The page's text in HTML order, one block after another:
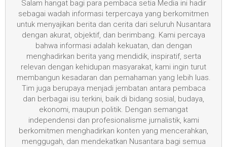
Salam hangat bagi para pembaca setia Media ini hadir
sebagai wadah informasi terpercaya yang berkomitmen
untuk menyajikan berita dan cerita dari seluruh Nusantara
dengan akurat, objektif, dan berimbang. Kami percaya
bahwa informasi adalah kekuatan, dan dengan
menghadirkan berita yang mendidik, inspiratif, serta
relevan dengan kehidupan masyarakat, kami ingin turut
membangun kesadaran dan pemahaman yang lebih luas.
Tim juga berupaya menjadi jembatan antara pembaca
dan berbagai isu terkini, baik di bidang sosial, budaya,
ekonomi, maupun politik. Dengan semangat
independensi dan profesionalisme jurnalistik, kami
berkomitmen menghadirkan konten yang mencerahkan,
menggugah, dan mendekatkan Nusantara bagi semua